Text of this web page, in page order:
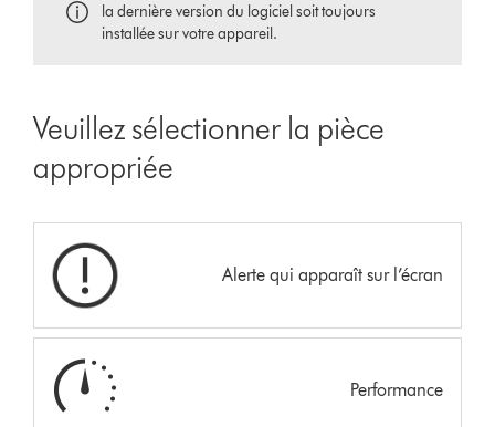
la dernière version du logiciel soit toujours
installée sur votre appareil.
Veuillez sélectionner la pièce
appropriée
Alerte qui apparaît sur l’écran
Performance